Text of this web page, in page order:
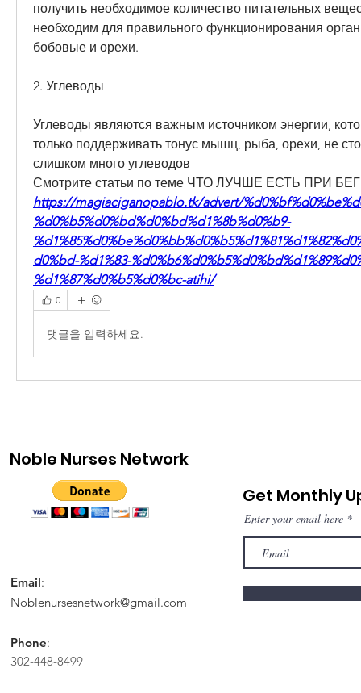
получить необходимое количество питательных
необходим для правильного функционирования
бобовые и орехи.
2. Углеводы
Углеводы являются важным источником энергии,
только поддерживать тонус мышц, рыба, орехи, не
слишком много углеводов
Смотрите статьи по теме ЧТО ЛУЧШЕ ЕСТЬ ПРИ
https://magiaciganopablo.tk/advert/
%d0%b5%d0%bd%d0%bd%d1%8b%d0%b9-
d0%bd-%d1%83-
%d1%87%d0%b5%d0%bc-atihi/
0
댓글을 입력하세요.
Noble Nurses Network
Email:
Noblenursesnetwork@gmail.com
Phone:
302-448-8499
Get Monthly
Enter your email here